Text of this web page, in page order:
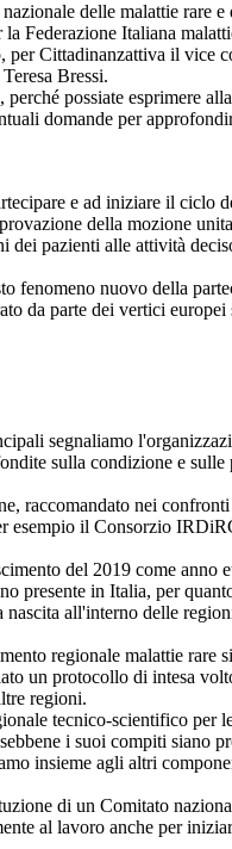
delle malattie rare e
Federazione Italiana
Cittadinanzattiva il vice
Bressi.
possiate esprimere
domande per
e ad iniziare il ciclo
della mozione
pazienti alle attività
fenomeno nuovo della
da parte dei vertici europei
segnaliamo
sulla condizione e
raccomandato nei
esempio il Consorzio
del 2019 come anno
presente in Italia, per
nascita all'interno delle
regionale malattie rare
un protocollo di intesa
regioni.
tecnico-scientifico per
i suoi compiti siano
insieme agli altri
di un Comitato
al lavoro anche per